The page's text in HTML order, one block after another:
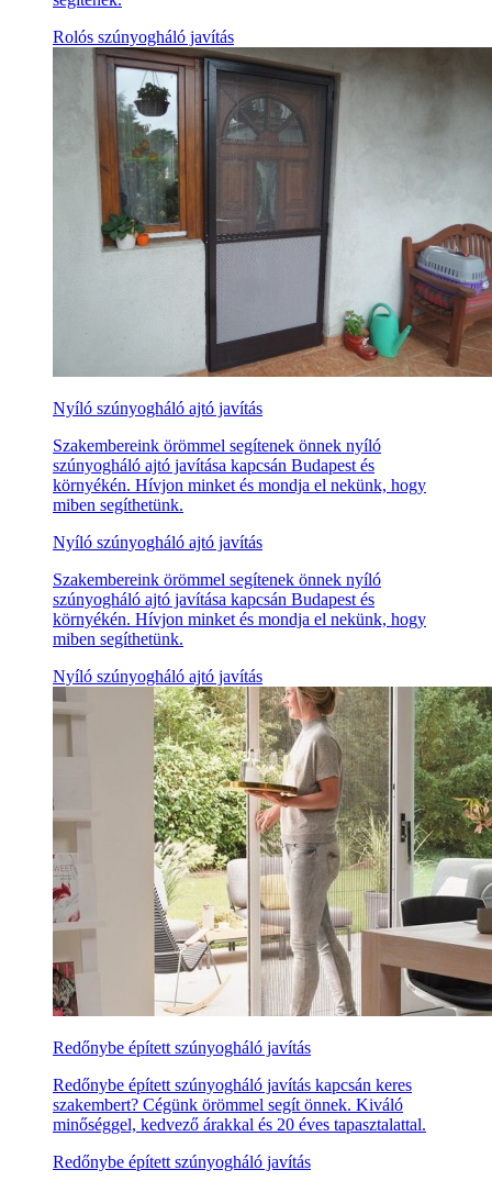
Rolós szúnyogháló javítás
Nyíló szúnyogháló ajtó javítás
Szakembereink örömmel segítenek önnek nyíló
szúnyogháló ajtó javítása kapcsán Budapest és
környékén. Hívjon minket és mondja el nekünk, hogy
miben segíthetünk.
Nyíló szúnyogháló ajtó javítás
Szakembereink örömmel segítenek önnek nyíló
szúnyogháló ajtó javítása kapcsán Budapest és
környékén. Hívjon minket és mondja el nekünk, hogy
miben segíthetünk.
Nyíló szúnyogháló ajtó javítás
Redőnybe épített szúnyogháló javítás
Redőnybe épített szúnyogháló javítás kapcsán keres
szakembert? Cégünk örömmel segít önnek. Kiváló
minőséggel, kedvező árakkal és 20 éves tapasztalattal.
Redőnybe épített szúnyogháló javítás